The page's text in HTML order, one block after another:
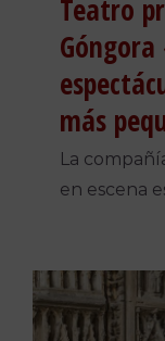
Teatro
más
La
en escena